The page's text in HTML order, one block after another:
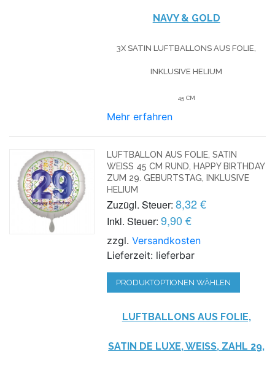
NAVY & GOLD
3X SATIN LUFTBALLONS AUS FOLIE,
INKLUSIVE HELIUM
45 CM
Mehr erfahren
LUFTBALLON AUS FOLIE, SATIN
WEISS 45 CM RUND, HAPPY BIRTHDAY Z
UM 29. GEBURTSTAG, INKLUSIVE H
ELIUM
Zuzügl. Steuer: 8,32 €
Inkl. Steuer: 9,90 €
zzgl.Versandkosten
Lieferzeit: lieferbar
PRODUKTOPTIONEN WÄHLEN
LUFTBALLONS AUS FOLIE,
SATIN DE LUXE, WEISS, ZAHL 29, I